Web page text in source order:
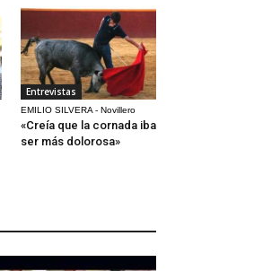
Entrevistas
EMILIO SILVERA - Novillero
«Creía que la cornada iba
ser más dolorosa»